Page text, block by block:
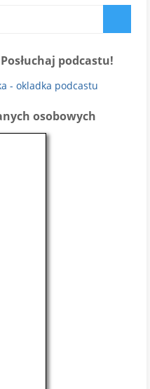
podcastu!
osobowych